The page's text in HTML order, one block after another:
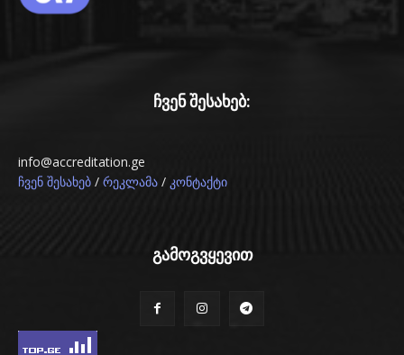
ჩვენ შესახებ:
info@accreditation.ge
ჩვენ შესახებ / რეკლამა / კონტაქტი
გამოგვყევით